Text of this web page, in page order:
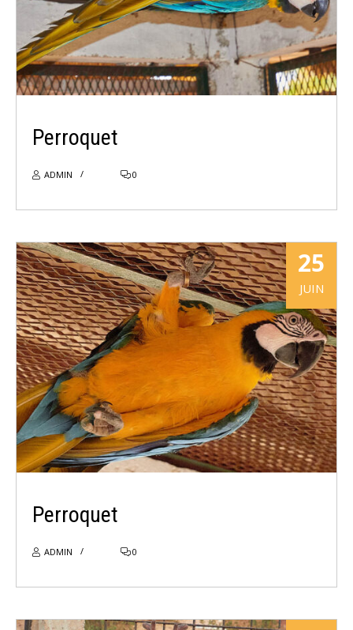
LIRE PLUS
Perroquet
ADMIN 0
LIRE PLUS
25
JUIN
Perroquet
ADMIN 0